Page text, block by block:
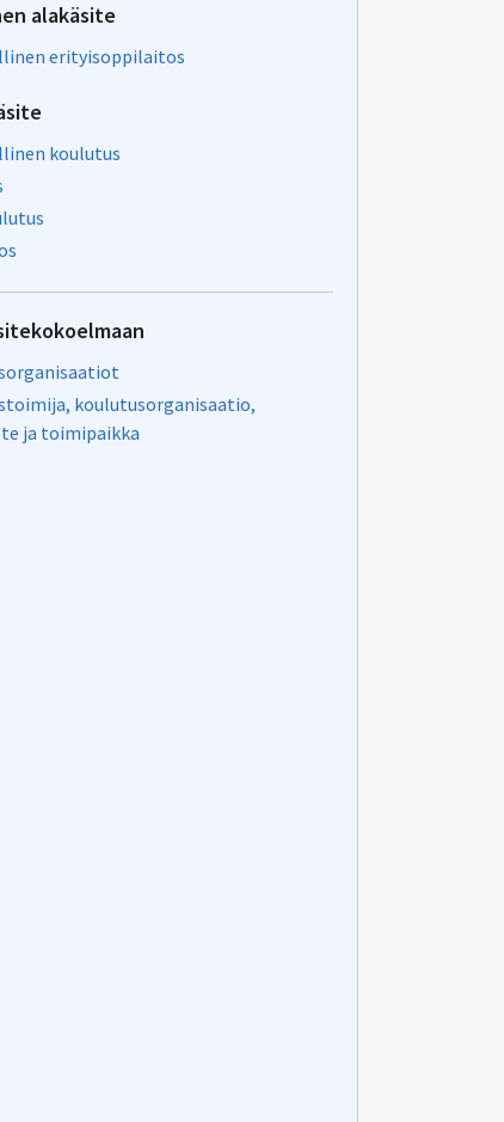
alakäsite
erityisoppilaitos
koulutus
koulutusorganisaatio,
ja toimipaikka